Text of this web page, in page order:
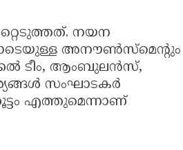
നയന
അനൗൺസ്മെന്റും
ടീം, ആംബുലൻസ്,
സംഘാടകർ
എത്തുമെന്നാണ്